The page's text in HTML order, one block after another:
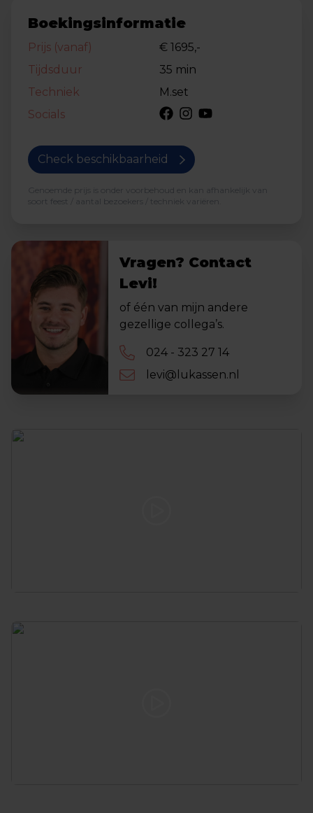
Boekingsinformatie
Prijs (vanaf)
€ 1695,-
Tijdsduur
35 min
Techniek
M.set
Socials
Check beschikbaarheid
Genoemde prijs is onder voorbehoud en kan afhankelijk van
soort feest / aantal bezoekers / techniek variëren.
Vragen? Contact
Levi!
of één van mijn andere
gezellige collega’s.
024 - 323 27 14
levi@lukassen.nl